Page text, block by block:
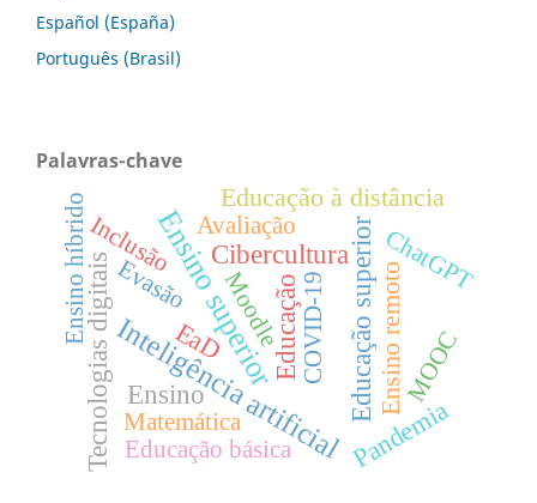
Español (España)
Português (Brasil)
Palavras-chave
Ensino superior
Inteligência artificial
Educação
Ensino
Cibercultura
Tecnologias digitais Educação superior
EaD
Pandemia
Ensino remoto
Educação à distância
Educação básica
Inclusão
Ensino híbrido COVID-19 MOOC
Evasão Moodle
Matemática
ChatGPT
Avaliação